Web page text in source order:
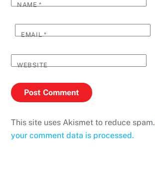
NAME*
EMAIL*
WEBSITE
This site uses Akismet to reduce spam.
your comment data is processed.